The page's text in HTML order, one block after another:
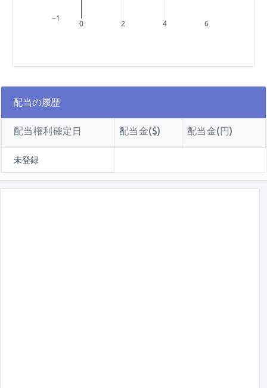
0 2 4 6
−1
配当の履歴
配当権利確定日 配当金($) 配当金(円)
未登録